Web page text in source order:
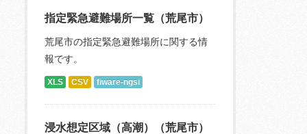
指定緊急避難場所一覧（荒尾市）
荒尾市の指定緊急避難場所に関する情
報です。
XLS CSV fiware-ngsi
浸水想定区域（高潮）（荒尾市）